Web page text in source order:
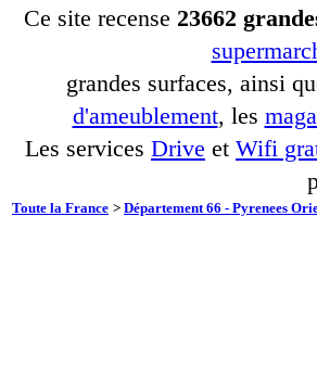
Ce site recense 23662
grandes surfaces, ainsi
d'ameublement, les
Les services Drive et Wifi
Toute la France > Département 66 - Pyrenees